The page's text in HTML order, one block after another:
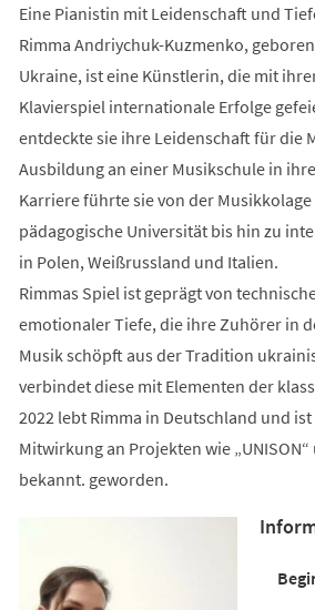
Eine Pianistin mit Leidenschaft und
Rimma Andriychuk-Kuzmenko,
Ukraine, ist eine Künstlerin, die mit
Klavierspiel internationale Erfolge
entdeckte sie ihre Leidenschaft für die
Ausbildung an einer Musikschule in
Karriere führte sie von der
pädagogische Universität bis hin zu
in Polen, Weißrussland und Italien.
Rimmas Spiel ist geprägt von
emotionaler Tiefe, die ihre Zuhörer in
Musik schöpft aus der Tradition
verbindet diese mit Elementen der
2022 lebt Rimma in Deutschland und
Mitwirkung an Projekten wie „UNISON“
bekannt. geworden.